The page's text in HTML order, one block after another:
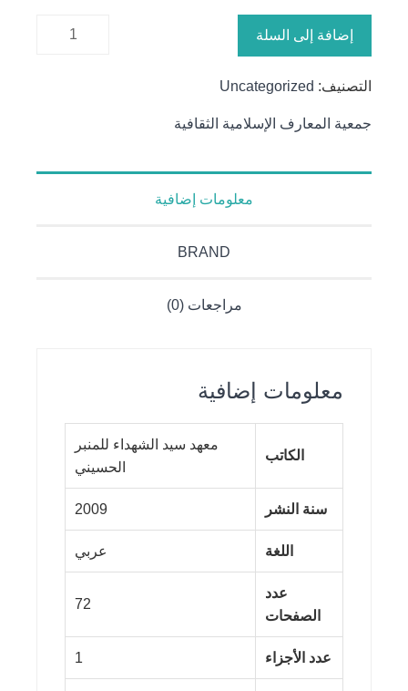
إضافة إلى السلة
التصنيف: Uncategorized
جمعية المعارف الإسلامية الثقافية
معلومات إضافية
BRAND
مراجعات (0)
معلومات إضافية
الكاتب
معهد سيد الشهداء للمنبر
الحسيني
سنة النشر 2009
اللغة عربي
عدد
الصفحات
72
عدد الأجزاء 1